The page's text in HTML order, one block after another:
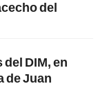
del
DIM, en
de Juan